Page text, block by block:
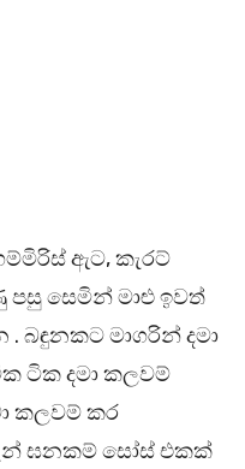
ඇට, කැරට්
සෙමින් මාළු ඉවත්
බඳුනකට මාගරින් දමා
ටික දමා කලවම්
කලවම් කර
ඝනකම් සෝස් එකක්